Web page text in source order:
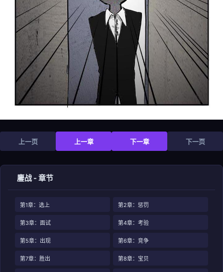
上一页 上一章 下一章 下一页
鏖战 - 章节
第1章：选上 第2章：惩罚
第3章：面试 第4章：考验
第5章：出现 第6章：竞争
第7章：胜出 第8章：宝贝